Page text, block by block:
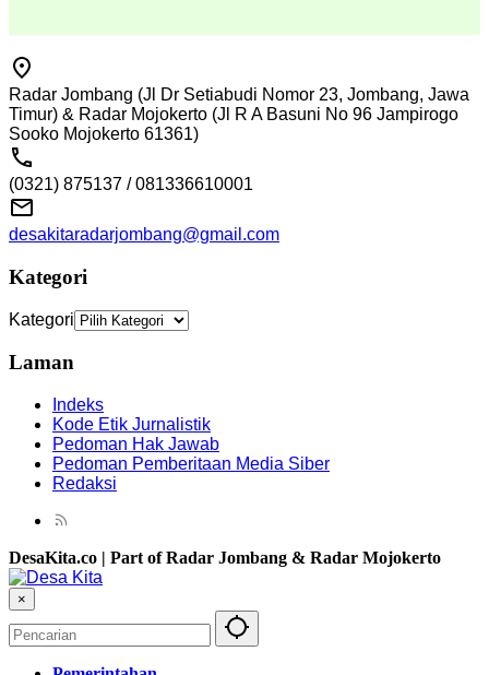
Radar Jombang (Jl Dr Setiabudi Nomor 23, Jombang, Jawa
Timur) & Radar Mojokerto (Jl R A Basuni No 96 Jampirogo
Sooko Mojokerto 61361)
(0321) 875137 / 081336610001
desakitaradarjombang@gmail.com
Kategori
Kategori
Laman
Indeks
Kode Etik Jurnalistik
Pedoman Hak Jawab
Pedoman Pemberitaan Media Siber
Redaksi
DesaKita.co | Part of Radar Jombang & Radar Mojokerto
×